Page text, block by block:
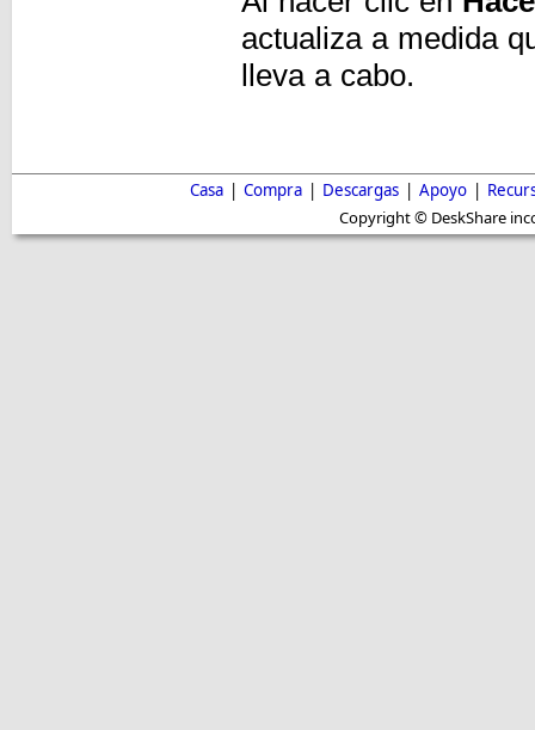
actualiza a medida
lleva a cabo.
Casa | Compra | Descargas | Apoyo |
Copyright © DeskShare